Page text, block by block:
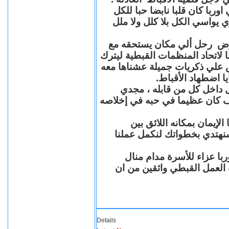
كان قلبا نابضا حبا للكل
يواسي الكل بلا كلل ولا ملل
رحل ألي مكان يستحقه مع
المنظمات القبطية ليترك
علي ذكريات جميلة عشناها معه
اضطهاد الأقباط.
داخل كل من قابله ، مجدي
عظيما في حبه في إخلاصه
بمكانه اللائق بين
بخطواتك لنكمل عملنا
عزاء للأسرة مدام منال
العمل القبطي واثقين من ان
Details